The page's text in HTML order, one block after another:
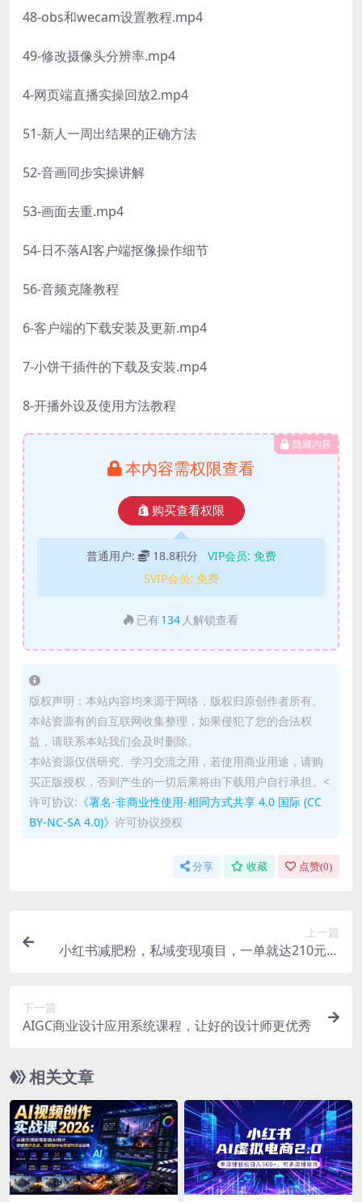
48-obs和wecam设置教程.mp4
49-修改摄像头分辨率.mp4
4-网页端直播实操回放2.mp4
51-新人一周出结果的正确方法
52-音画同步实操讲解
53-画面去重.mp4
54-日不落AI客户端抠像操作细节
56-音频克隆教程
6-客户端的下载安装及更新.mp4
7-小饼干插件的下载及安装.mp4
8-开播外设及使用方法教程
隐藏内容
本内容需权限查看
购买查看权限
普通用户: 18.8积分 VIP会员: 免费
SVIP会员: 免费
已有 134 人解锁查看
版权声明：本站内容均来源于网络，版权归原创作者所有。
本站资源有的自互联网收集整理，如果侵犯了您的合法权
益，请联系本站我们会及时删除。
本站资源仅供研究、学习交流之用，若使用商业用途，请购
买正版授权，否则产生的一切后果将由下载用户自行承担。<
许可协议: 《署名-非商业性使用-相同方式共享 4.0 国际 (CC
BY-NC-SA 4.0)》 许可协议授权
分享 收藏 点赞(0)
上一篇
小红书减肥粉，私域变现项目，一单就达210元，
下一篇
AIGC商业设计应用系统课程，让好的设计师更优秀
相关文章